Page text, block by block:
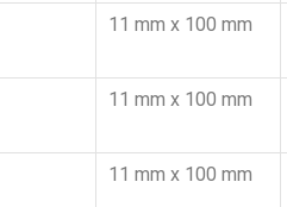
11 mm x 100 mm
11 mm x 100 mm
11 mm x 100 mm